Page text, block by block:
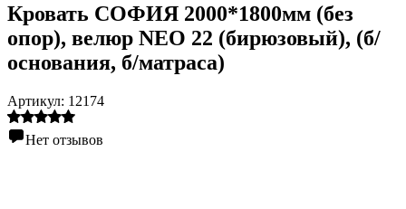
Кровать СОФИЯ 2000*1800мм (без
опор), велюр NEO 22 (бирюзовый), (б/
основания, б/матраса)
Артикул: 12174
Нет отзывов